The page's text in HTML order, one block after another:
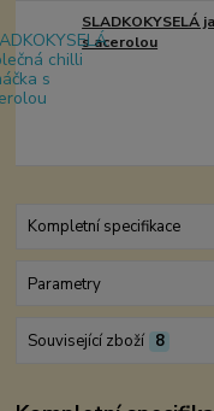
SLADKOKYSELÁ
s acerolou
Kompletní specifikace
Parametry
Související zboží 8